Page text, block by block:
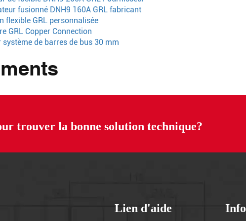
fusionné DNH9 160A GRL fabricant
flexible GRL personnalisée
GRL Copper Connection
de barres de bus 30 mm
trouver la bonne solution technique?
Lien d'aide